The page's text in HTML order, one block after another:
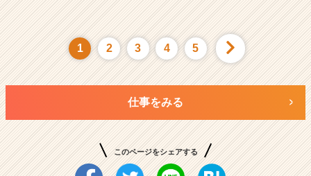
1 2 3 4 5
仕事をみる
このページをシェアする